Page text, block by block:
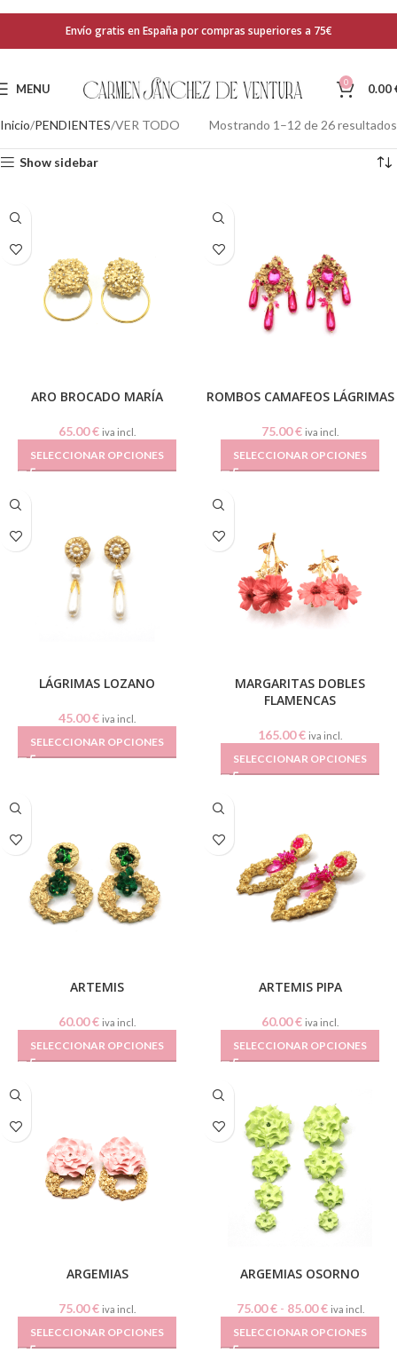
Envío gratis en España por compras superiores a 75€
MENU 0 0.00
Inicio PENDIENTES VER TODO Mostrando 1–12 de 26 resultados
Show sidebar
ARO BROCADO MARÍA
65.00€ iva incl.
SELECCIONAR OPCIONES
ROMBOS CAMAFEOS LÁGRIMAS
75.00€ iva incl.
SELECCIONAR OPCIONES
LÁGRIMAS LOZANO
45.00€ iva incl.
SELECCIONAR OPCIONES
MARGARITAS DOBLES
FLAMENCAS
165.00€ iva incl.
SELECCIONAR OPCIONES
ARTEMIS
60.00€ iva incl.
SELECCIONAR OPCIONES
ARTEMIS PIPA
60.00€ iva incl.
SELECCIONAR OPCIONES
ARGEMIAS
75.00€ iva incl.
SELECCIONAR OPCIONES
ARGEMIAS OSORNO
75.00€ - 85.00€ iva incl.
SELECCIONAR OPCIONES